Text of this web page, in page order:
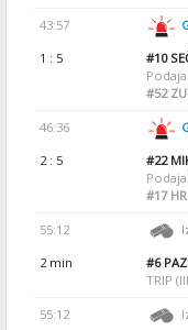
43:57
1 : 5
#10
#52
46:36
2 : 5
#22
#17
55:12
2 min
#6
TRIP
55:12